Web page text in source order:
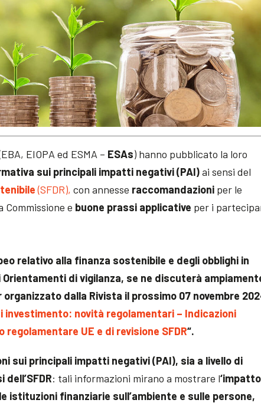
EIOPA ed ESMA – ESAs) hanno pubblicato la loro
sui principali impatti negativi (PAI)ai sensi del
(SFDR), con annesse raccomandazioni per le
e buone prassi applicative per i
relativo alla finanza sostenibile e degli obblighi in
di vigilanza, se ne discuterà
dalla Rivista il prossimo 07 novembre
investimento: novità regolamentari – Indicazioni
UE e di revisione SFDR“.
sui principali impatti negativi (PAI), sia a livello di
: tali informazioni mirano a mostrare l‘impatto
istituzioni finanziarie sull’ambiente e sulle persone,